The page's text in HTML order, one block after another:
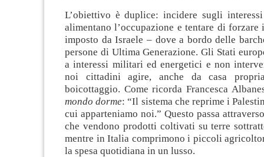
L’obiettivo è duplice: incidere sugli
alimentano l’occupazione e tentare di
imposto da Israele – dove a bordo delle
persone di Ultima Generazione. Gli Stati
a interessi militari ed energetici e non
noi cittadini agire, anche da casa
boicottaggio. Come ricorda Francesca
mondo dorme: “Il sistema che reprime i
cui apparteniamo noi.” Questo passa
che vendono prodotti coltivati su terre
mentre in Italia comprimono i piccoli
la spesa quotidiana in un lusso.